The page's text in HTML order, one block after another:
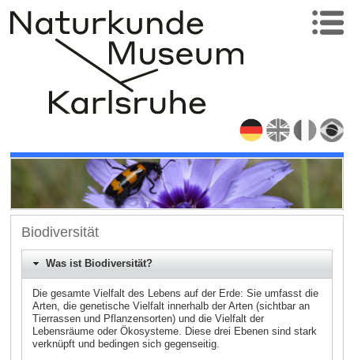
Biodiversität
Was ist Biodiversität?
Die gesamte Vielfalt des Lebens auf der Erde: Sie umfasst die
Arten, die genetische Vielfalt innerhalb der Arten (sichtbar an
Tierrassen und Pflanzensorten) und die Vielfalt der
Lebensräume oder Ökosysteme. Diese drei Ebenen sind stark
verknüpft und bedingen sich gegenseitig.